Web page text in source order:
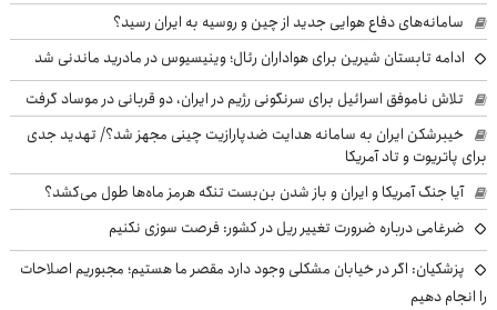
سامانه‌های دفاع هوایی جدید از چین و روسیه به ایران رسید؟
ادامه تابستان شیرین برای هواداران رئال؛ وینیسیوس در مادرید ماندنی شد
تلاش ناموفق اسرائیل برای سرنگونی رژیم در ایران، دو قربانی در موساد گرفت
خیبرشکن ایران به سامانه هدایت ضدپارازیت چینی مجهز شد؟/ تهدید جدی
برای پاتریوت و تاد آمریکا
آیا جنگ آمریکا و ایران و باز شدن بن‌بست تنگه هرمز ماه‌ها طول می‌کشد؟
ضرغامی درباره ضرورت تغییر ریل در کشور: فرصت سوزی نکنیم
پزشکیان: اگر در خیابان مشکلی وجود دارد مقصر ما هستیم؛ مجبوریم اصلاحات
را انجام دهیم